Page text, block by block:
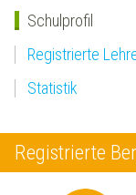
Schulprofil
Registrierte
Statistik
Registrierte